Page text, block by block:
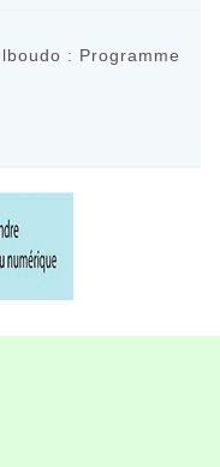
: Programme